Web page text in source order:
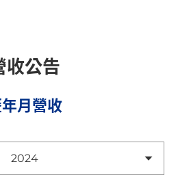
收公告
月營收
2024